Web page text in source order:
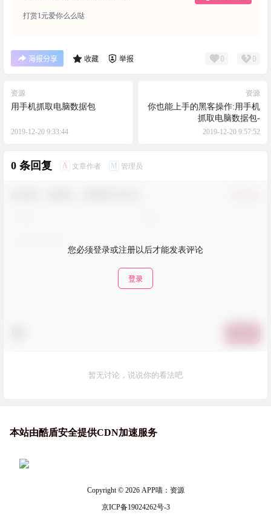
打赏1元爱你么么哒
海报分享 收藏 举报 0 0
资源
用手机抓取电脑数据包
2019-12-20 9:33:44
资源
你也能上手的黑客操作:用手机
抓取电脑数据包-
2019-12-20 9:57:52
0 条回复 A 文章作者 M 管理员
您必须登录或注册以后才能发表评论
登录
暂无讨论，说说你的看法吧
本站由酷盾安全提供CDN加速服务
Copyright © 2026APP喵：资源
京ICP备19024262号-3